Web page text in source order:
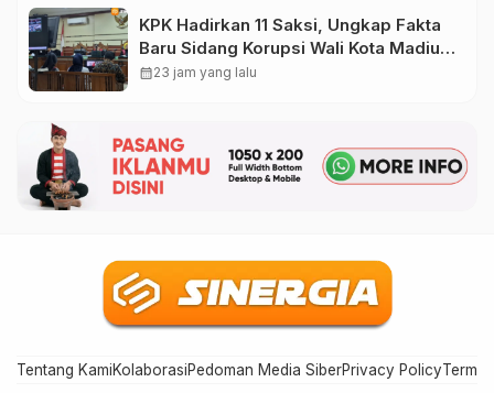
KPK Hadirkan 11 Saksi, Ungkap Fakta
Baru Sidang Korupsi Wali Kota Madiun
Nonaktif Maidi
calendar_month23 jam yang lalu
Tentang KamiKolaborasiPedoman Media SiberPrivacy PolicyTerms